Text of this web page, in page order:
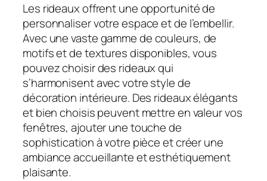
Les rideaux offrent une opportunité de
personnaliser votre espace et de l’embellir.
Avec une vaste gamme de couleurs, de
motifs et de textures disponibles, vous
pouvez choisir des rideaux qui
s’harmonisent avec votre style de
décoration intérieure. Des rideaux élégants
et bien choisis peuvent mettre en valeur vos
fenêtres, ajouter une touche de
sophistication à votre pièce et créer une
ambiance accueillante et esthétiquement
plaisante.